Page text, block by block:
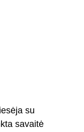
su
savaitė